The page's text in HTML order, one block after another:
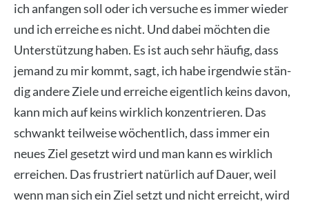
ich anfan­gen soll oder ich ver­su­che es immer wie­der
und ich errei­che es nicht. Und dabei möch­ten die
Unter­stüt­zung haben. Es ist auch sehr häu­fig, dass
jemand zu mir kommt, sagt, ich habe irgend­wie stän­
dig ande­re Zie­le und errei­che eigent­lich keins davon,
kann mich auf keins wirk­lich kon­zen­trie­ren. Das
schwankt teil­wei­se wöchent­lich, dass immer ein
neu­es Ziel gesetzt wird und man kann es wirk­lich
errei­chen. Das frus­triert natür­lich auf Dau­er, weil
wenn man sich ein Ziel setzt und nicht erreicht, wird